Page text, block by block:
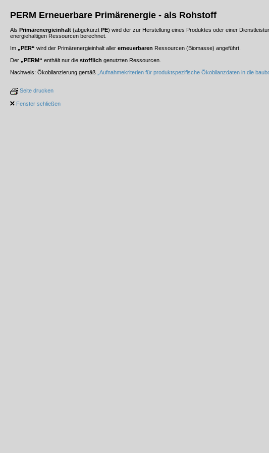
PERM Erneuerbare Primärenergie - als Rohstoff
Als Primärenergieinhalt (abgekürzt PE) wird der zur Herstellung eines Produktes oder einer
energiehaltigen Ressourcen berechnet.
Im „PER“ wird der Primärenergieinhalt aller erneuerbaren Ressourcen (Biomasse) angeführt.
Der „PERM“ enthält nur die stofflich genutzten Ressourcen.
Nachweis: Ökobilanzierung gemäß „Aufnahmekriterien für produktspezifische Ökobilanzdaten in die
Seite drucken
Fenster schließen